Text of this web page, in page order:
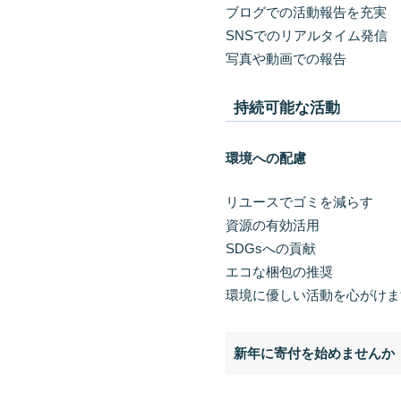
ブログでの活動報告を充実
SNSでのリアルタイム発信
写真や動画での報告
持続可能な活動
環境への配慮
リユースでゴミを減らす
資源の有効活用
SDGsへの貢献
エコな梱包の推奨
環境に優しい活動を心がけ
新年に寄付を始めませんか